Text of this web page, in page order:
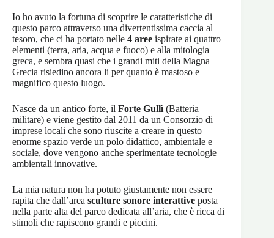
Io ho avuto la fortuna di scoprire le caratteristiche di
questo parco attraverso una divertentissima caccia al
tesoro, che ci ha portato nelle 4 aree ispirate ai quattro
elementi (terra, aria, acqua e fuoco) e alla mitologia
greca, e sembra quasi che i grandi miti della Magna
Grecia risiedino ancora li per quanto è mastoso e
magnifico questo luogo.
Nasce da un antico forte, il Forte Gullì (Batteria
militare) e viene gestito dal 2011 da un Consorzio di
imprese locali che sono riuscite a creare in questo
enorme spazio verde un polo didattico, ambientale e
sociale, dove vengono anche sperimentate tecnologie
ambientali innovative.
La mia natura non ha potuto giustamente non essere
rapita che dall’area sculture sonore interattive posta
nella parte alta del parco dedicata all’aria, che è ricca di
stimoli che rapiscono grandi e piccini.